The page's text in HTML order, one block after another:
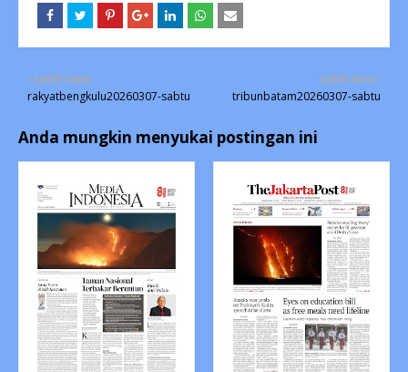
Lebih baru
tribunbatam20260307-sabtu
Lebih lama
rakyatbengkulu20260307-sabtu
Anda mungkin menyukai postingan ini